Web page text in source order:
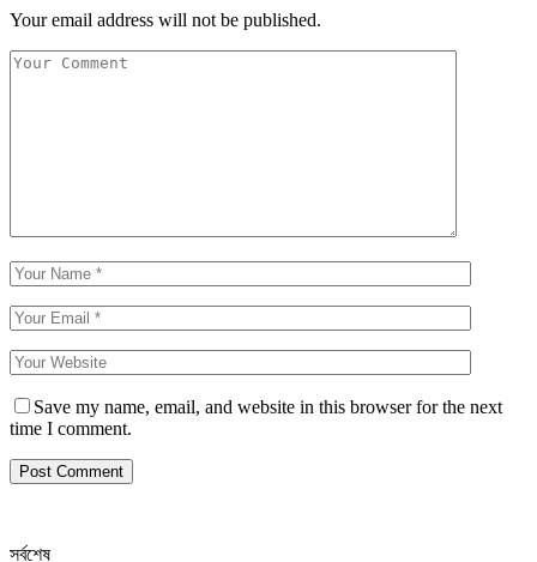
Your email address will not be published.
Save my name, email, and website in this browser for the next
time I comment.
সর্বশেষ